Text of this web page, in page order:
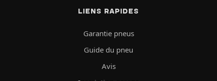
LIENS RAPIDES
Garantie pneus
Guide du pneu
Avis